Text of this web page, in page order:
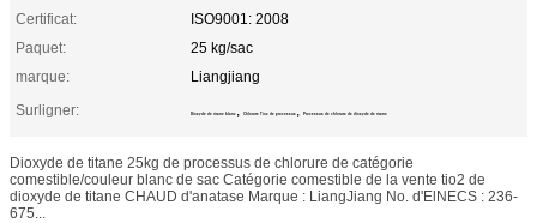
Certificat:
ISO9001: 2008
Paquet:
25 kg/sac
marque:
Liangjiang
Surligner:
Dioxyde de titane blanc , Chlorure Tio2 de processus , Processus de chlorure de dioxyde de titane
Dioxyde de titane 25kg de processus de chlorure de catégorie
comestible/couleur blanc de sac Catégorie comestible de la vente tio2 de
dioxyde de titane CHAUD d'anatase Marque : LiangJiang No. d'ElNECS : 236-
675...